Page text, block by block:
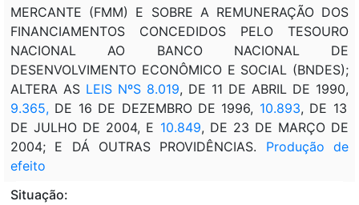
MERCANTE (FMM) E SOBRE A REMUNERAÇÃO DOS
FINANCIAMENTOS CONCEDIDOS PELO TESOURO
NACIONAL AO BANCO NACIONAL DE
DESENVOLVIMENTO ECONÔMICO E SOCIAL (BNDES);
ALTERA AS LEIS NºS 8.019, DE 11 DE ABRIL DE 1990,
9.365, DE 16 DE DEZEMBRO DE 1996, 10.893, DE 13
DE JULHO DE 2004, E 10.849, DE 23 DE MARÇO DE
2004; E DÁ OUTRAS PROVIDÊNCIAS. Produção de
efeito
Situação: